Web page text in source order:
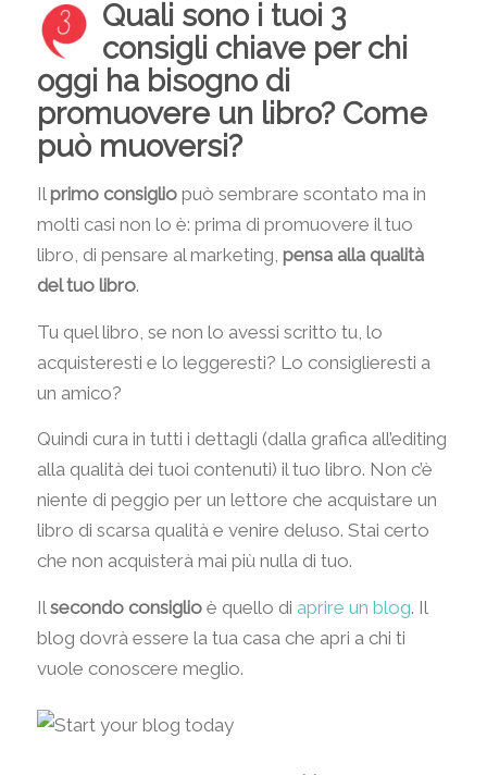
Quali sono i tuoi 3
consigli chiave per chi
oggi ha bisogno di
promuovere un libro? Come
può muoversi?
Ilprimo consigliopuò sembrare scontato ma in
molti casi non lo è: prima di promuovere il tuo
libro, di pensare al marketing, pensa alla qualità
del tuo libro.
Tu quel libro, se non lo avessi scritto tu, lo
acquisteresti e lo leggeresti? Lo consiglieresti a
un amico?
Quindi cura in tutti i dettagli (dalla grafica all’editing
alla qualità dei tuoi contenuti) il tuo libro. Non c’è
niente di peggio per un lettore che acquistare un
libro di scarsa qualità e venire deluso. Stai certo
che non acquisterà mai più nulla di tuo.
Il secondo consiglioè quello di aprire un blog. Il
blog dovrà essere la tua casa che apri a chi ti
vuole conoscere meglio.